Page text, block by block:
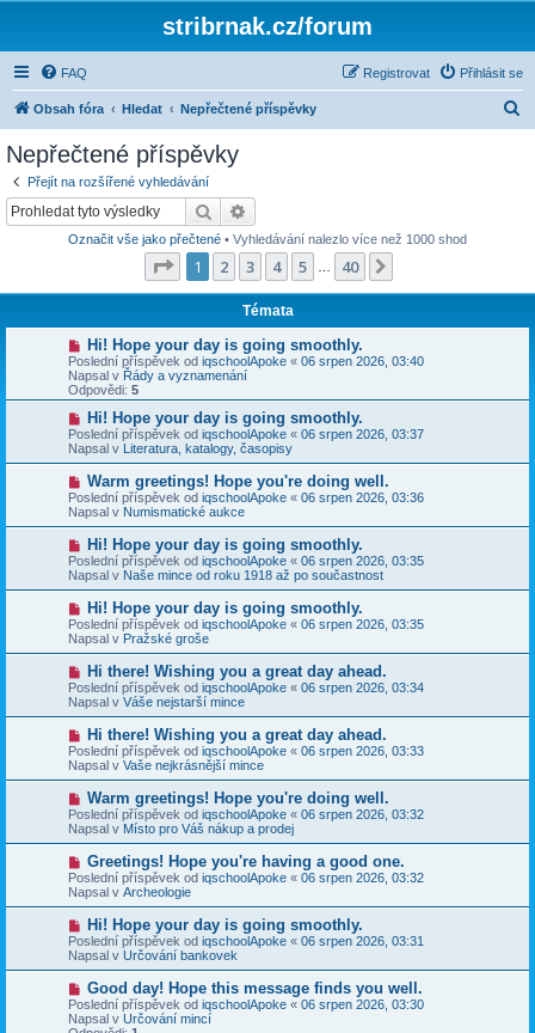
stribrnak.cz/forum
FAQ Přihlásit se
Registrovat
Obsah fóra Hledat Nepřečtené příspěvky
Nepřečtené příspěvky
Přejít na rozšířené vyhledávání
Hledat
Označit vše jako přečtené • Vyhledávání nalezlo více než 1000 shod
Stránka z 40
1 2 3 4 5 40
Témata
N
o
v
ý
p
s
p
v
e
k
Hi! Hope your day is going smoothly.
Poslední příspěvek od iqschoolApoke « 06 srpen 2026, 03:40
Napsal v Řády a vyznamenání
Odpovědi: 5
N
o
v
ý
p
í
s
p
v
e
k
Hi! Hope your day is going smoothly.
Poslední příspěvek od iqschoolApoke « 06 srpen 2026, 03:37
Napsal v Literatura, katalogy, časopisy
N
o
v
ý
p
í
s
p
v
e
k
Warm greetings! Hope you're doing well.
Poslední příspěvek od iqschoolApoke « 06 srpen 2026, 03:36
Napsal v Numismatické aukce
N
o
v
ý
p
í
s
p
v
e
k
Hi! Hope your day is going smoothly.
Poslední příspěvek od iqschoolApoke « 06 srpen 2026, 03:35
Napsal v Naše mince od roku 1918 až po součastnost
N
o
v
ý
p
í
s
p
v
e
k
Hi! Hope your day is going smoothly.
Poslední příspěvek od iqschoolApoke « 06 srpen 2026, 03:35
Napsal v Pražské groše
N
o
v
ý
p
í
s
p
ě
v
e
k
Hi there! Wishing you a great day ahead.
Poslední příspěvek od iqschoolApoke « 06 srpen 2026, 03:34
Napsal v Váše nejstarší mince
N
o
v
ý
p
í
s
p
ě
v
e
k
Hi there! Wishing you a great day ahead.
Poslední příspěvek od iqschoolApoke « 06 srpen 2026, 03:33
Napsal v Vaše nejkrásnější mince
N
o
v
ý
í
s
p
v
e
k
Warm greetings! Hope you're doing well.
Poslední příspěvek od iqschoolApoke « 06 srpen 2026, 03:32
Napsal v Místo pro Váš nákup a prodej
N
o
v
ý
p
í
s
p
ě
v
e
k
Greetings! Hope you're having a good one.
Poslední příspěvek od iqschoolApoke « 06 srpen 2026, 03:32
Napsal v Archeologie
N
o
v
ý
í
s
Hi! Hope your day is going smoothly.
Poslední příspěvek od iqschoolApoke « 06 srpen 2026, 03:31
Napsal v Určování bankovek
N
o
v
ý
Good day! Hope this message finds you well.
Poslední příspěvek od iqschoolApoke « 06 srpen 2026, 03:30
Napsal v Určování mincí